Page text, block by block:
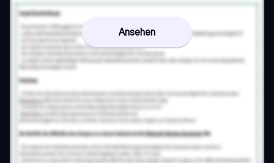
Ansehen